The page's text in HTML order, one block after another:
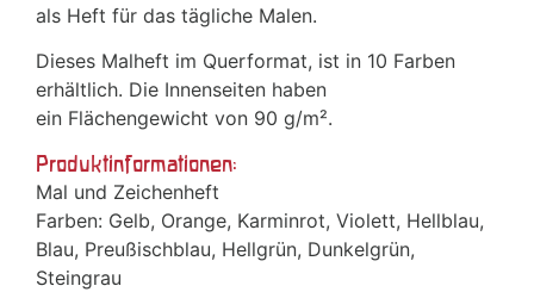
als Heft für das tägliche Malen.
Dieses Malheft im Querformat, ist in 10 Farben
erhältlich. Die Innenseiten haben
ein Flächengewicht von 90 g/m².
Produktinformationen:
Mal und Zeichenheft
Farben: Gelb, Orange, Karminrot, Violett, Hellblau,
Blau, Preußischblau, Hellgrün, Dunkelgrün,
Steingrau